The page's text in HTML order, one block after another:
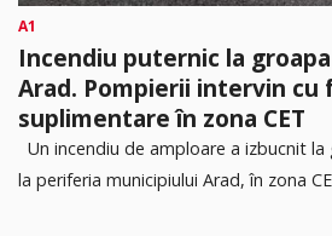
A1
Incendiu puternic la
Arad. Pompierii intervin cu
suplimentare în zona CET
Un incendiu de amploare a izbucnit
la periferia municipiului Arad, în zona